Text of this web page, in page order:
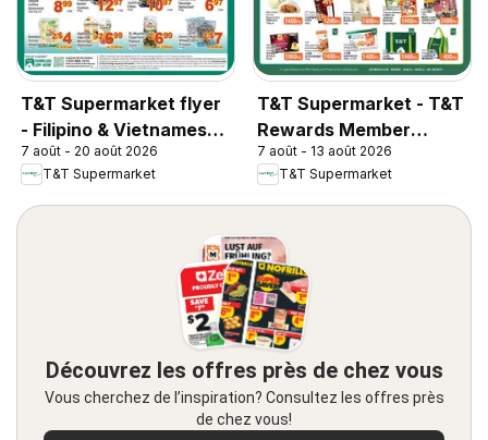
T&T Supermarket flyer
- Filipino & Vietnamese
Top Picks
7 août - 20 août 2026
T&T Supermarket
T&T Supermarket - T&T
Rewards Member
Benefit In-store flyer
7 août - 13 août 2026
T&T Supermarket
Découvrez les offres près de chez vous
Vous cherchez de l’inspiration? Consultez les offres près
de chez vous!